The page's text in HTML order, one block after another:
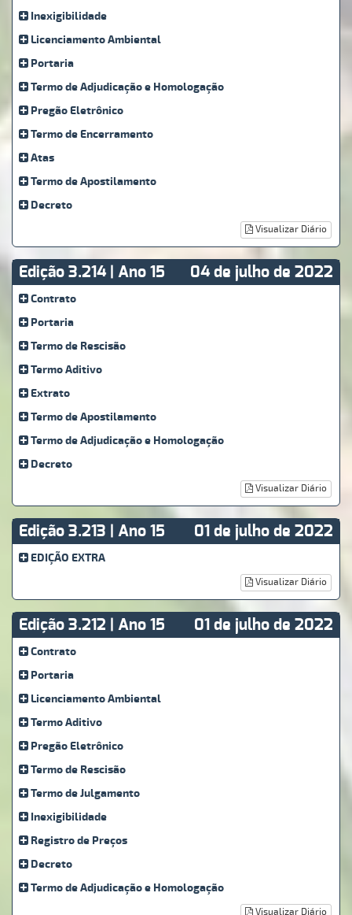
Inexigibilidade
Licenciamento Ambiental
Portaria
Termo de Adjudicação e Homologação
Pregão Eletrônico
Termo de Encerramento
Atas
Termo de Apostilamento
Decreto
Visualizar Diário
Edição 3.214 | Ano 15 04 de julho de 2022
Contrato
Portaria
Termo de Rescisão
Termo Aditivo
Extrato
Termo de Apostilamento
Termo de Adjudicação e Homologação
Decreto
Visualizar Diário
Edição 3.213 | Ano 15 01 de julho de 2022
EDIÇÃO EXTRA
Visualizar Diário
Edição 3.212 | Ano 15 01 de julho de 2022
Contrato
Portaria
Licenciamento Ambiental
Termo Aditivo
Pregão Eletrônico
Termo de Rescisão
Termo de Julgamento
Inexigibilidade
Registro de Preços
Decreto
Termo de Adjudicação e Homologação
Visualizar Diário